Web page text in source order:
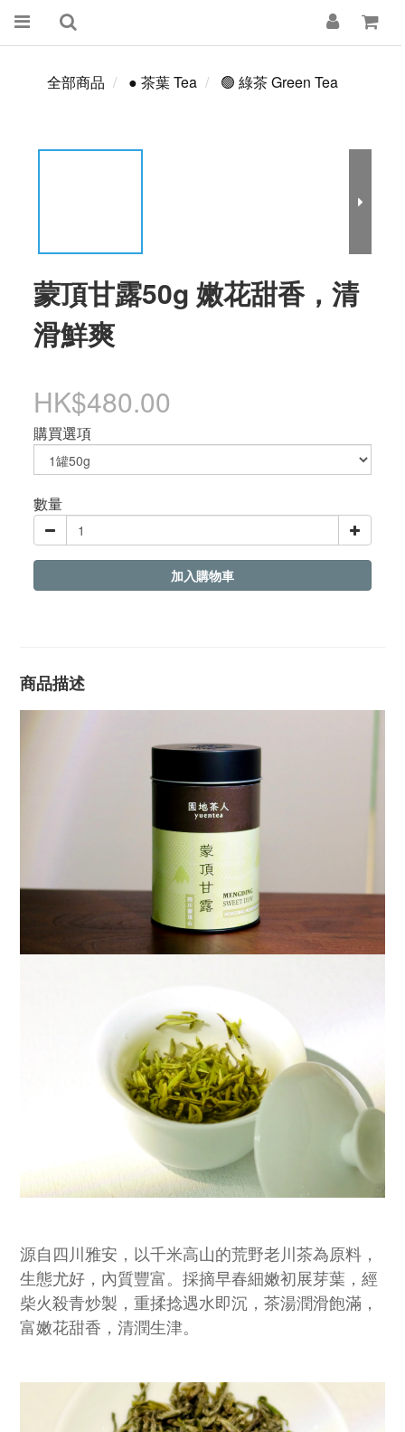
全部商品 ● 茶葉 Tea 🟢 綠茶 Green Tea
蒙頂甘露50g 嫩花甜香，清
滑鮮爽
HK$480.00
購買選項
數量
加入購物車
商品描述
源自四川雅安，以千米高山的荒野老川茶為原料，
生態尤好，內質豐富。採摘早春細嫩初展芽葉，經
柴火殺青炒製，重揉捻遇水即沉，茶湯潤滑飽滿，
富嫩花甜香，清潤生津。